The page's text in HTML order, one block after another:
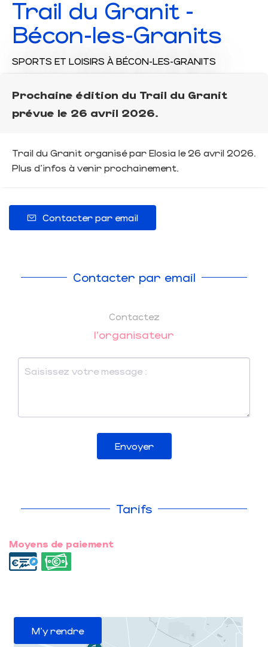
Trail du Granit -
Bécon-les-Granits
SPORTS ET LOISIRS À BÉCON-LES-GRANITS
Prochaine édition du Trail du Granit
prévue le 26 avril 2026.
Trail du Granit organisé par Elosia le 26 avril 2026.
Plus d'infos à venir prochainement.
Contacter par email
Contacter par email
Contactez
l'organisateur
Envoyer
Tarifs
Moyens de paiement
M'y rendre